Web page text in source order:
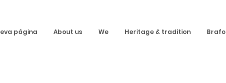
página About us We Heritage & tradition